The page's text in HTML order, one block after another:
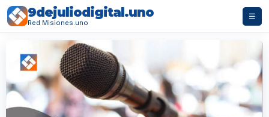
9dejuliodigital.uno
Red Misiones.uno
☰